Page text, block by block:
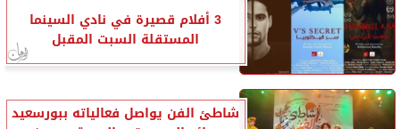
3 أفلام قصيرة في نادي السينما
المستقلة السبت المقبل
شاطئ الفن يواصل فعالياته ببورسعيد